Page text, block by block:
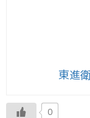
東進
0